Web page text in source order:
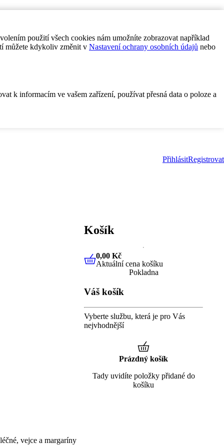
použití všech cookies nám umožníte zobrazovat například
můžete kdykoliv změnit v Nastavení ochrany osobních údajů nebo
k informacím ve vašem zařízení, používat přesná data o poloze a
PřihlásitRegistrovat
vejce a margaríny
Košík
0,00 KčAktuální cena košíku
0,00 Kč
Aktuální cena košíku
Pokladna
Váš košík
Vyberte službu, která je pro Vás
nejvhodnější
Prázdný košík
Tady uvidíte položky přidané do
košíku